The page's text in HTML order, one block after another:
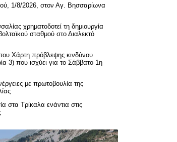
1/8/2026, στον Αγ. Βησσαρίωνα
χρηματοδοτεί τη δημιουργία
σταθμού στο Διαλεκτό
Χάρτη πρόβλεψης κινδύνου
3) που ισχύει για το Σάββατο 1η
με πρωτοβουλία της
στα Τρίκαλα ενάντια στις